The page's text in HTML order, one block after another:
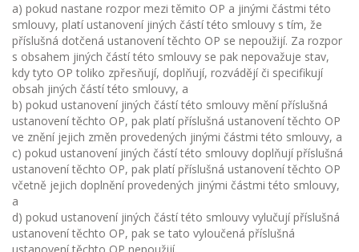
a) pokud nastane rozpor mezi těmito OP a jinými částmi této
smlouvy, platí ustanovení jiných částí této smlouvy s tím, že
příslušná dotčená ustanovení těchto OP se nepoužijí. Za rozpor
s obsahem jiných částí této smlouvy se pak nepovažuje stav,
kdy tyto OP toliko zpřesňují, doplňují, rozvádějí či specifikují
obsah jiných částí této smlouvy, a
b) pokud ustanovení jiných částí této smlouvy mění příslušná
ustanovení těchto OP, pak platí příslušná ustanovení těchto OP
ve znění jejich změn provedených jinými částmi této smlouvy, a
c) pokud ustanovení jiných částí této smlouvy doplňují příslušná
ustanovení těchto OP, pak platí příslušná ustanovení těchto OP
včetně jejich doplnění provedených jinými částmi této smlouvy,
a
d) pokud ustanovení jiných částí této smlouvy vylučují příslušná
ustanovení těchto OP, pak se tato vyloučená příslušná